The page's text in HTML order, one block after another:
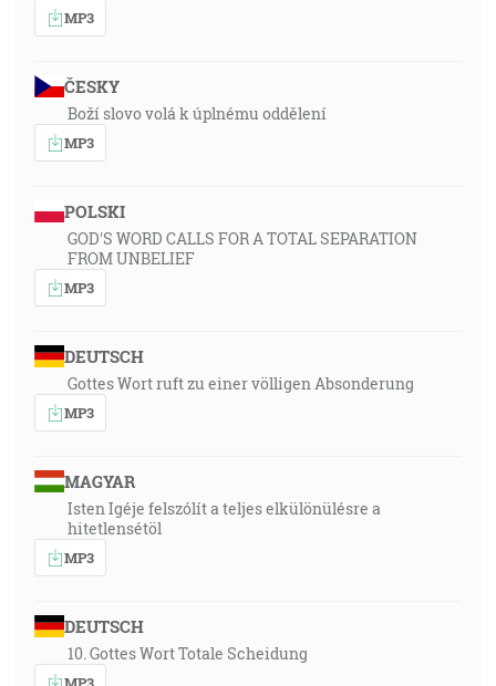
MP3
ČESKY
Boží slovo volá k úplnému oddělení
MP3
POLSKI
GOD'S WORD CALLS FOR A TOTAL SEPARATION
FROM UNBELIEF
MP3
DEUTSCH
Gottes Wort ruft zu einer völligen Absonderung
MP3
MAGYAR
Isten Igéje felszólít a teljes elkülönülésre a
hitetlensétöl
MP3
DEUTSCH
10. Gottes Wort Totale Scheidung